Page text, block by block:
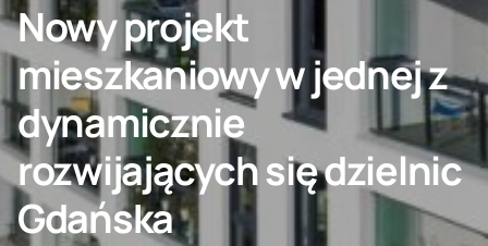
Klient indywidualny
O nas
SKONTAKTUJ SIĘ Z NAMI
Nowy projekt
mieszkaniowy w jednej z
dynamicznie
rozwijających się dzielnic
Gdańska